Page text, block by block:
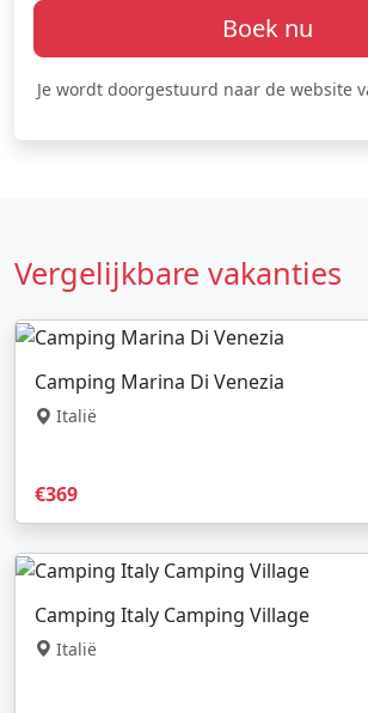
Boek nu
Je wordt doorgestuurd naar de website
Vergelijkbare vakanties
Camping Marina Di Venezia
Italië
€369
Camping Italy Camping Village
Italië